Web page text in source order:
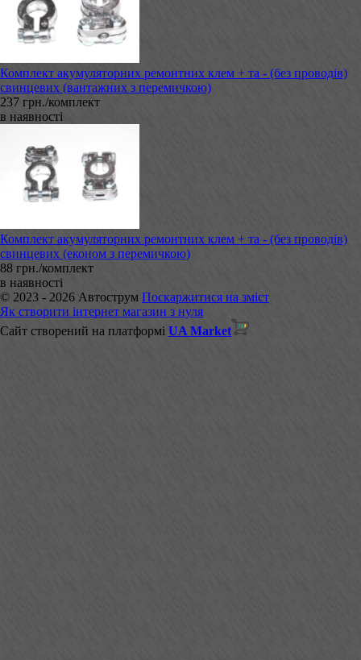
Комплект акумуляторних ремонтних клем + та - (без проводів)
свинцевих (вантажних з перемичкою)
237 грн./комплект
в наявності
Комплект акумуляторних ремонтних клем + та - (без проводів)
свинцевих (економ з перемичкою)
88 грн./комплект
в наявності
© 2023 - 2026 Автострум Поскаржитися на зміст
Як створити інтернет магазин з нуля
Сайт створений на платформі UA Market